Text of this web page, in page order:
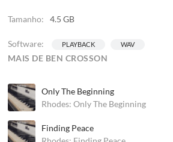
Tamanho: 4.5 GB
Software: PLAYBACK WAV
MAIS DE BEN CROSSON
Only The Beginning
Rhodes: Only The Beginning
Finding Peace